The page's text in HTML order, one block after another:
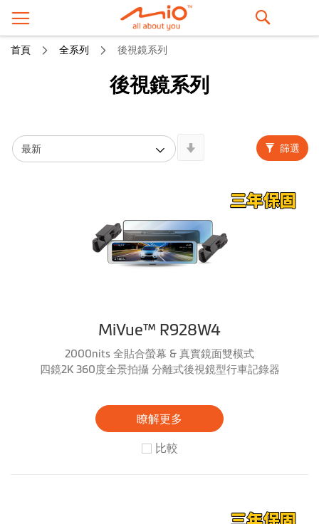
搜
首頁 全系列 後視鏡系列
後視鏡系列
MiVue™ R928W4
2000nits 全貼合螢幕 & 真實鏡面雙模式
四鏡2K 360度全景拍攝 分離式後視鏡型行車記錄器
瞭解更多
比較
篩選